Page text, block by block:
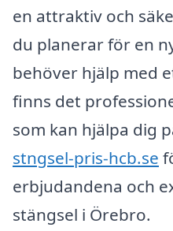
en attraktiv och
du planerar för en
behöver hjälp med
finns det
som kan hjälpa dig
stngsel-pris-hcb.se
erbjudandena och
stängsel i Örebro.